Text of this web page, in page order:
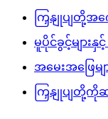
ကြှနျုပျတို့အကွ
မူပိုင်ခွင့်များ
အမေးအဖြေမျ
ကြှနျုပျတို့ကို